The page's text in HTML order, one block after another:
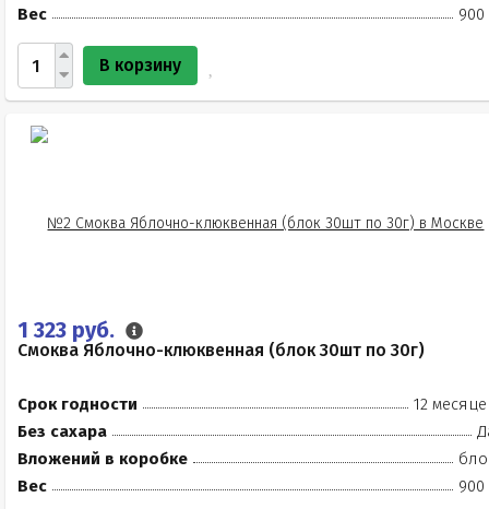
Вес
900
В корзину
1 323 руб.
Смоква Яблочно-клюквенная (блок 30шт по 30г)
Срок годности
12
Без сахара
Вложений в коробке
Вес
900